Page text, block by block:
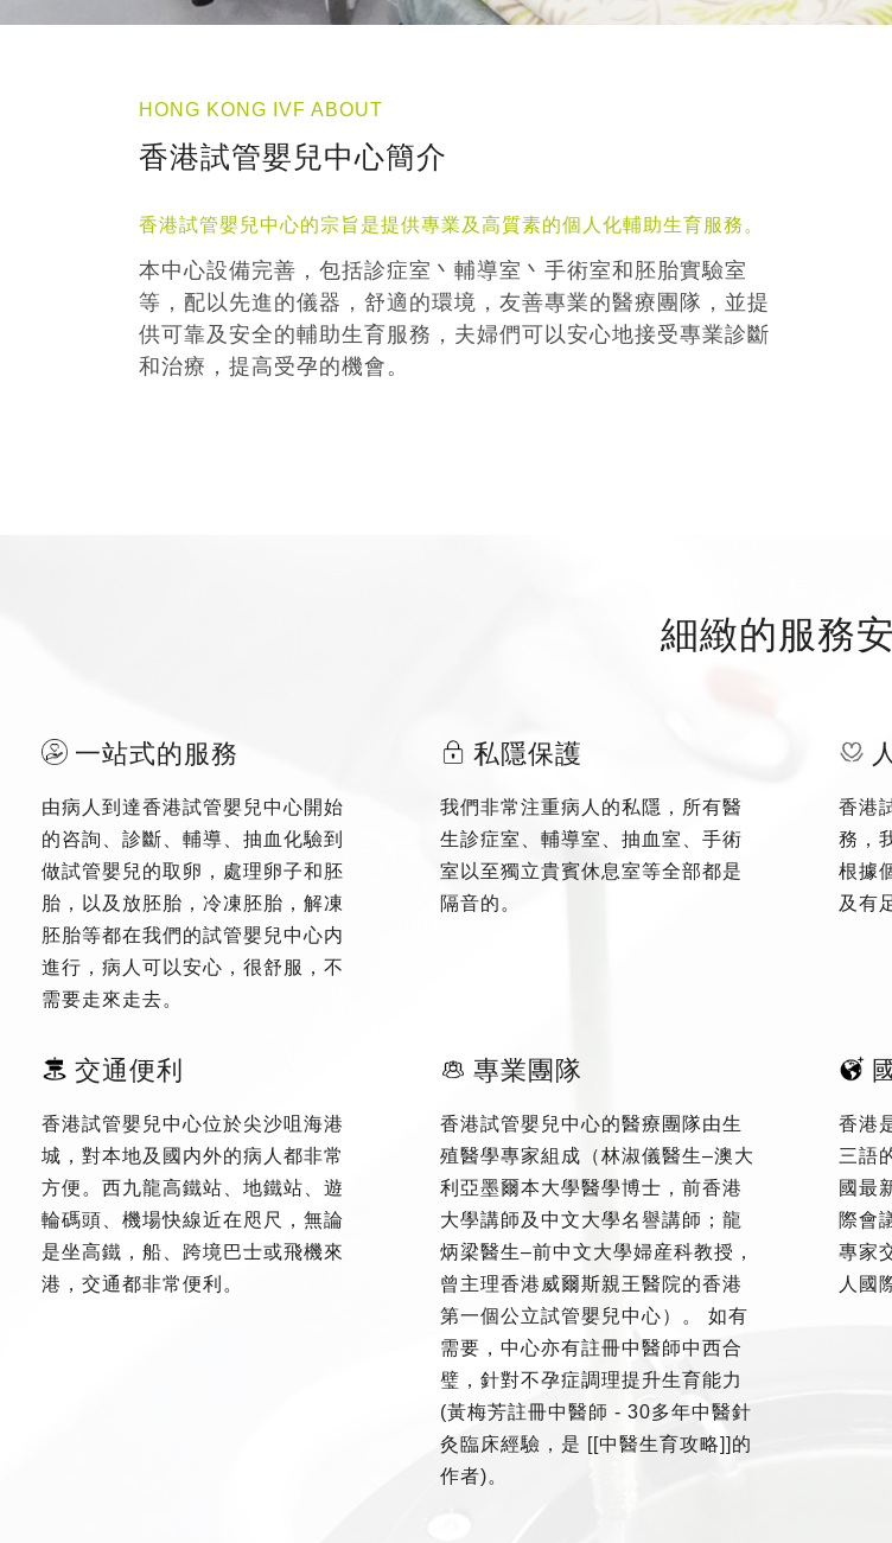
HONG KONG IVF ABOUT
香港試管嬰兒中心簡介
香港試管嬰兒中心的宗旨是提供專業及高質素的個人化輔助生育服務。
本中心設備完善，包括診症室丶輔導室丶手術室和胚胎實驗室
等，配以先進的儀器，舒適的環境，友善專業的醫療團隊，並提
供可靠及安全的輔助生育服務，夫婦們可以安心地接受專業診斷
和治療，提高受孕的機會。
細緻的服務
一站式的服務
由病人到達香港試管嬰兒中心開始
的咨詢、診斷、輔導、抽血化驗到
做試管嬰兒的取卵，處理卵子和胚
胎，以及放胚胎，冷凍胚胎，解凍
胚胎等都在我們的試管嬰兒中心内
進行，病人可以安心，很舒服，不
需要走來走去。
私隱保護
我們非常注重病人的私隱，所有醫
生診症室、輔導室、抽血室、手術
室以至獨立貴賓休息室等全部都是
隔音的。
香港
務，
根據
及有
交通便利
香港試管嬰兒中心位於尖沙咀海港
城，對本地及國内外的病人都非常
方便。西九龍高鐵站、地鐵站、遊
輪碼頭、機場快線近在咫尺，無論
是坐高鐵，船、跨境巴士或飛機來
港，交通都非常便利。
專業團隊
香港試管嬰兒中心的醫療團隊由生
殖醫學專家組成（林淑儀醫生–澳大
利亞墨爾本大學醫學博士，前香港
大學講師及中文大學名譽講師；龍
炳梁醫生–前中文大學婦産科教授，
曾主理香港威爾斯親王醫院的香港
第一個公立試管嬰兒中心）。 如有
需要，中心亦有註冊中醫師中西合
璧，針對不孕症調理提升生育能力
(黃梅芳註冊中醫師 - 30多年中醫針
灸臨床經驗，是 [[中醫生育攻略]]的
作者)。
香港
三語
國最
際會
專家
人國